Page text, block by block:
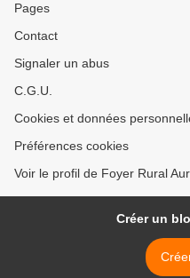
Pages
Contact
Signaler un abus
C.G.U.
Cookies et données
Préférences cookies
Voir le profil de Foyer Rural
Créer un